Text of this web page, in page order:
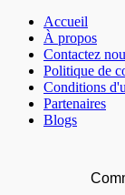
Accueil
À propos
Contactez
Politique de
Conditions
Partenaires
Blogs